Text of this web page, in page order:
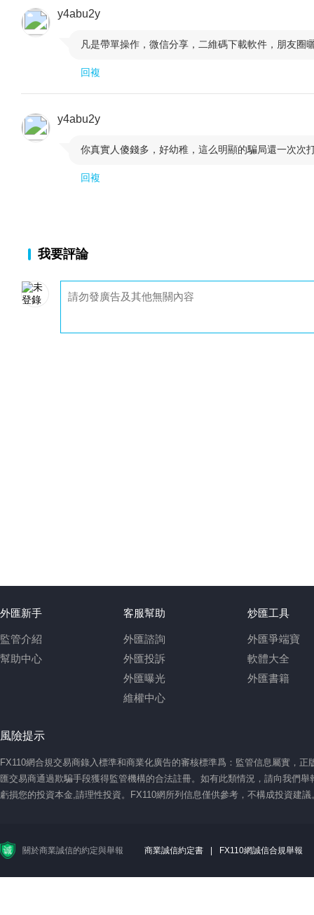
y4abu2y
凡是帶單操作，微信分享，二維碼下載軟件，朋友
回複
y4abu2y
你真實人傻錢多，好幼稚，這么明顯的騙局還一次次
回複
我要評論
外匯新手
監管介紹
幫助中心
客服幫助
外匯諮詢
外匯投訴
外匯曝光
維權中心
炒匯工具
外匯爭端寶
軟體大全
外匯書籍
風險提示
FX110網合規交易商錄入標準和商業化廣告的審核標準爲：監管信息屬實，
匯交易商通過欺騙手段獲得監管機構的合法註冊。如有此類情況，請向我們
虧損您的投資本金,請理性投資。FX110網所列信息僅供參考，不構成投資建
關於商業誠信的約定與舉報 商業誠信約定書 FX110網誠信合規舉報